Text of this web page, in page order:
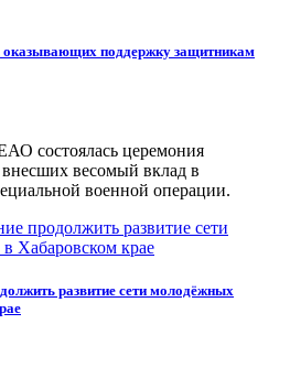
оказывающих поддержку защитникам
состоялась церемония
весомый вклад в
военной операции.
развитие сети молодёжных